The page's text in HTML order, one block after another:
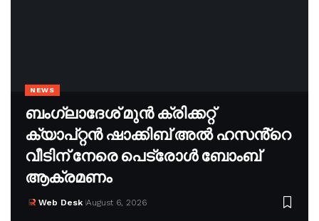
NEWS
ബംഗ്ലാദേശ് മുൻ ക്രിക്കറ്റ്
ക്യാപ്റ്റൻ ഷാക്കിബ് അൽ ഹസൻ്റെ
വീടിന് നേരെ പെട്രോൾ ബോംബ്
ആക്രമണം
Web Desk August 6, 2026